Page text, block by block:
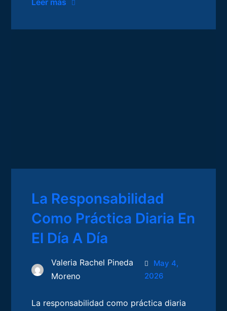
Leer mas
La Responsabilidad
Como Práctica Diaria En
El Día A Día
Valeria Rachel Pineda
Moreno
May 4,
2026
La responsabilidad como práctica diaria